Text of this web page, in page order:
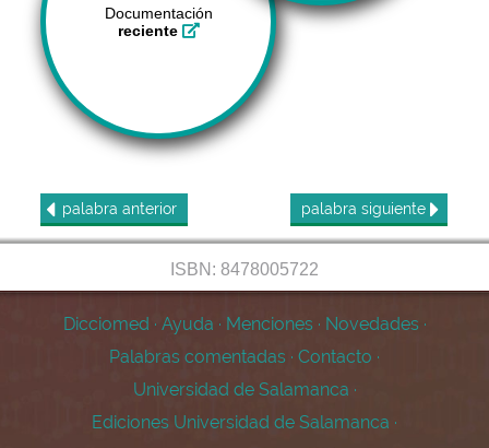
Documentación
reciente
palabra anterior palabra siguiente
ISBN: 8478005722
Dicciomed · Ayuda · Menciones · Novedades ·
Palabras comentadas · Contacto ·
Universidad de Salamanca ·
Ediciones Universidad de Salamanca ·